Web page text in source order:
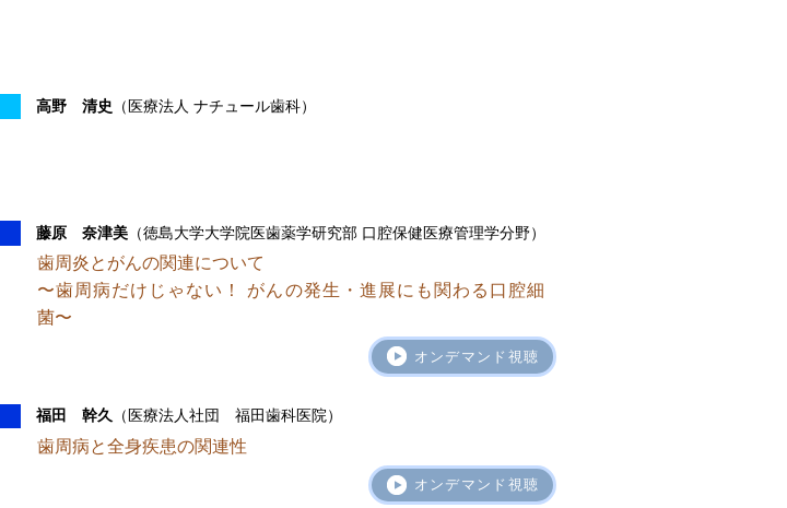
高野 清史 （医療法人 ナチュール歯科）
藤原 奈津美 （徳島大学大学院医歯薬学研究部 口腔保健医療管理学分野）
歯周炎とがんの関連について
〜歯周病だけじゃない！ がんの発生・進展にも関わる口腔細
菌〜
オンデマンド視聴
福田 幹久 （医療法人社団 福田歯科医院）
歯周病と全身疾患の関連性
オンデマンド視聴